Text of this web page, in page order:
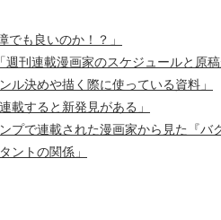
も良いのか！？」
刊連載漫画家のスケジュールと原稿
ル決めや描く際に使っている資料」
載すると新発見がある」
で連載された漫画家から見た『バ
ントの関係」